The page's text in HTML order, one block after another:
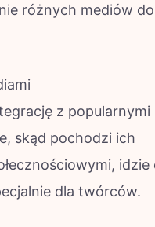
różnych mediów do
z popularnymi
skąd pochodzi ich
idzie
dla twórców.